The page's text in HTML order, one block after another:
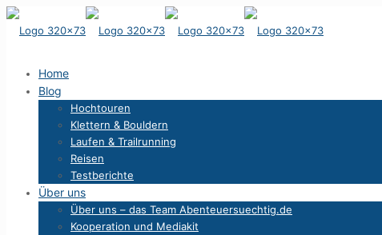
Home
Blog
Hochtouren
Klettern & Bouldern
Laufen & Trailrunning
Reisen
Testberichte
Über uns
Über uns – das Team Abenteuersuechtig.de
Kooperation und Mediakit